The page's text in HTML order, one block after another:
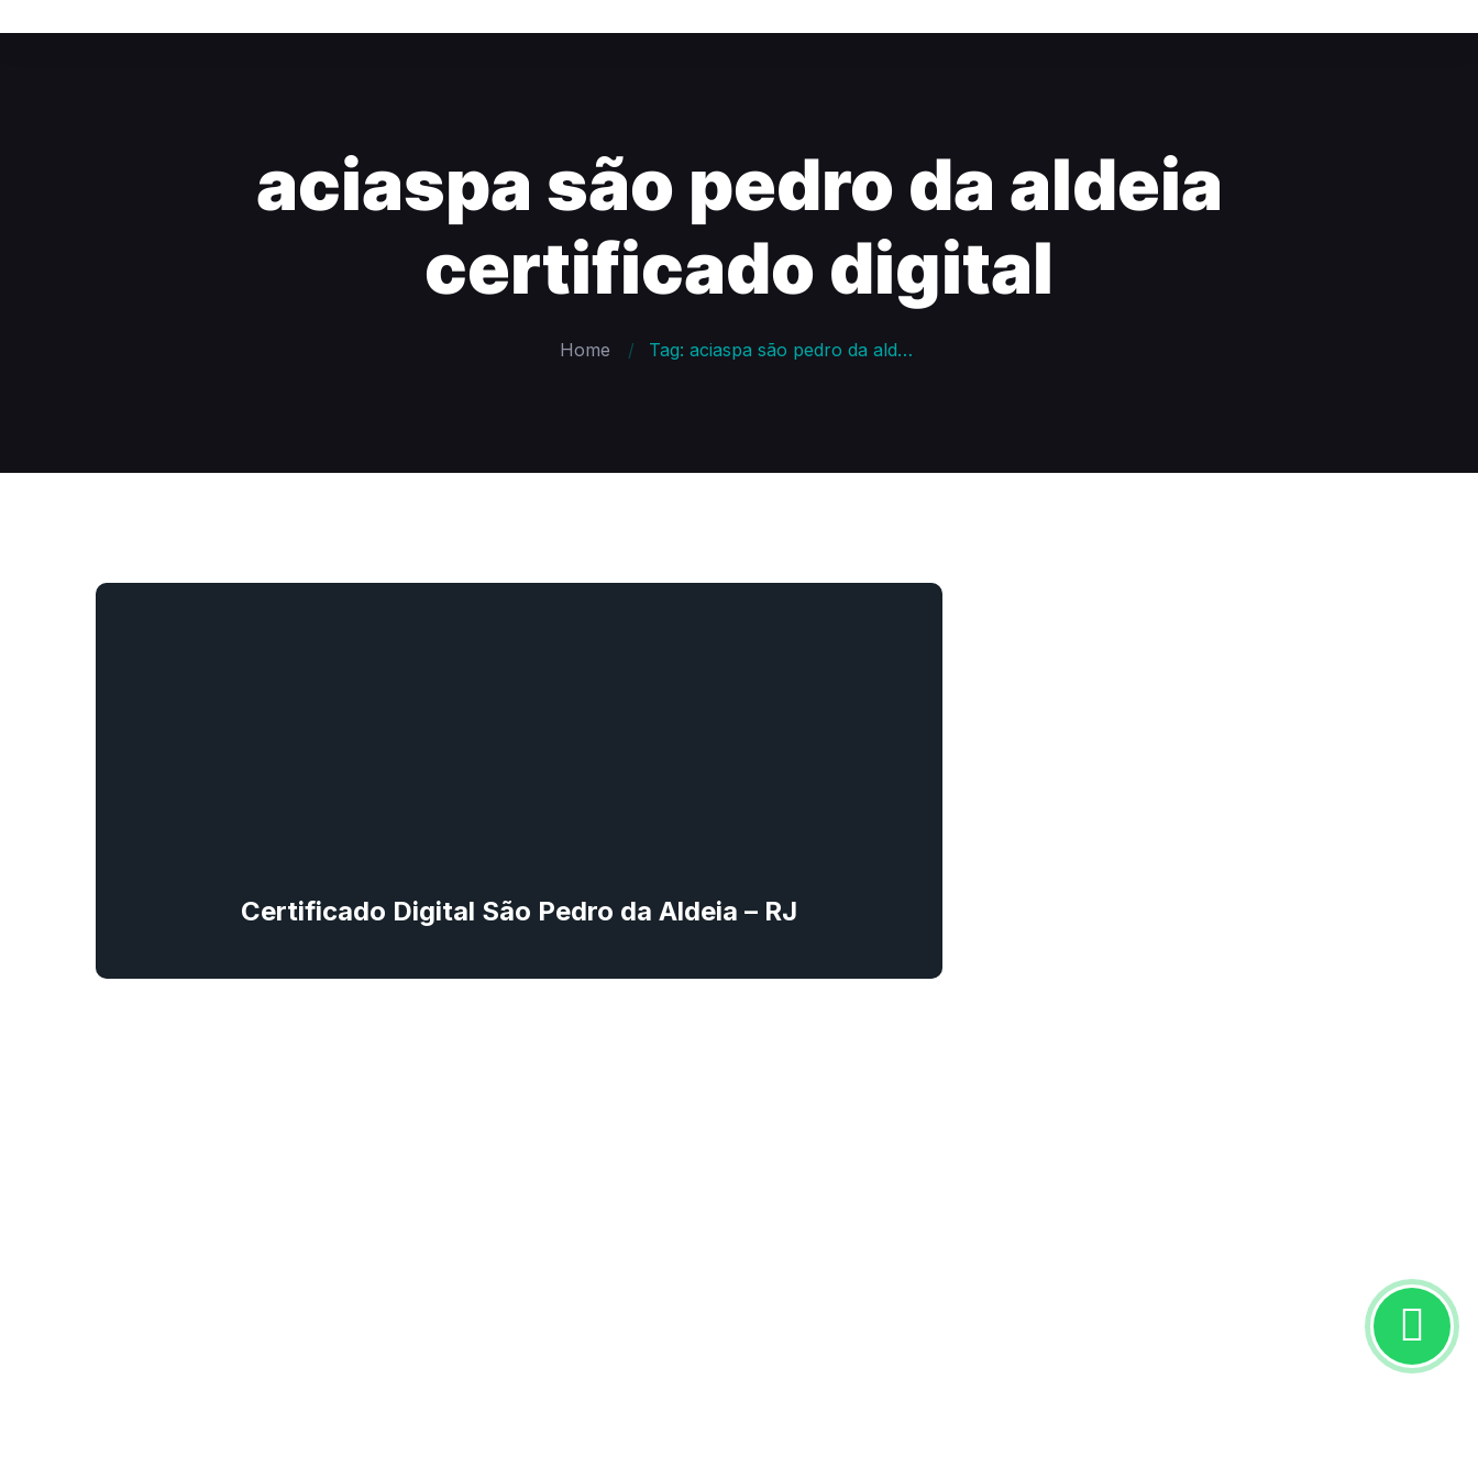
aciaspa são pedro da aldeia
certificado digital
Home Tag: aciaspa são pedro da aldeia certificado digital
Certificado Digital São Pedro da Aldeia – RJ